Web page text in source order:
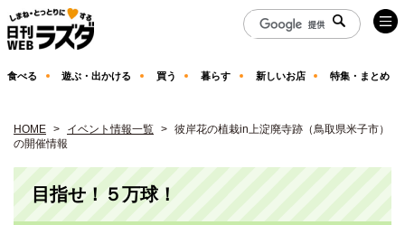
食べる 遊ぶ・出かける 買う 暮らす 新しいお店 特集・まとめ
HOME イベント情報一覧
彼岸花の植栽in上淀廃寺跡（鳥取県米子市）
の開催情報
目指せ！５万球！